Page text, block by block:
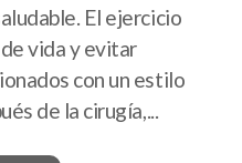
El ejercicio
vida y evitar
con un estilo
de la cirugía,...